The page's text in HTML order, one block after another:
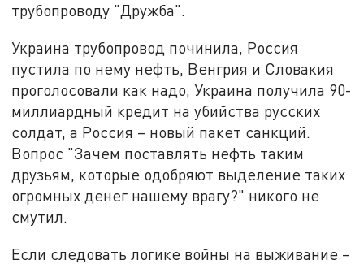
трубопроводу "Дружба".
Украина трубопровод починила, Россия
пустила по нему нефть, Венгрия и Словакия
проголосовали как надо, Украина получила 90-
миллиардный кредит на убийства русских
солдат, а Россия – новый пакет санкций.
Вопрос "Зачем поставлять нефть таким
друзьям, которые одобряют выделение таких
огромных денег нашему врагу?" никого не
смутил.
Если следовать логике войны на выживание –